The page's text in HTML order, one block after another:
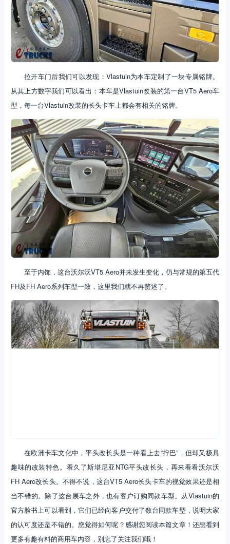
拉开车门后我们可以发现：Vlastuin为本车定制了一块专属铭牌。
从其上方数字我们可以看出：本车是Vlastuin改装的第一台VT5 Aero车
型，每一台Vlastuin改装的长头卡车上都会有相关的铭牌。
至于内饰，这台沃尔沃VT5 Aero并未发生变化，仍与常规的第五代
FH及FH Aero系列车型一致，这里我们就不再赘述了。
在欧洲卡车文化中，平头改长头是一种看上去“拧巴”，但却又极具
趣味的改装特色。看久了斯堪尼亚NTG平头改长头，再来看看沃尔沃
FH Aero改长头。不得不说，这台VT5 Aero长头卡车的视觉效果还是相
当不错的。除了这台展车之外，也有客户订购同款车型。从Vlastuin的
官方脸书上可以看到，它们已经向客户交付了数台同款车型，说明大家
的认可度还是不错的。您觉得如何呢？感谢您阅读本篇文章！还想看到
更多有趣有料的商用车内容，别忘了关注我们哦！